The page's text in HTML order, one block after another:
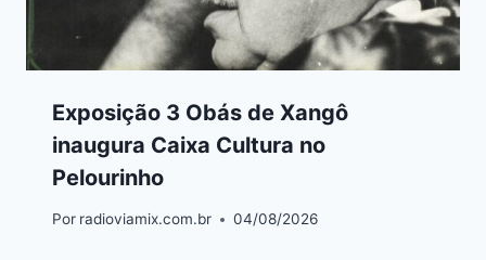
Exposição 3 Obás de Xangô
inaugura Caixa Cultura no
Pelourinho
Por radioviamix.com.br 04/08/2026